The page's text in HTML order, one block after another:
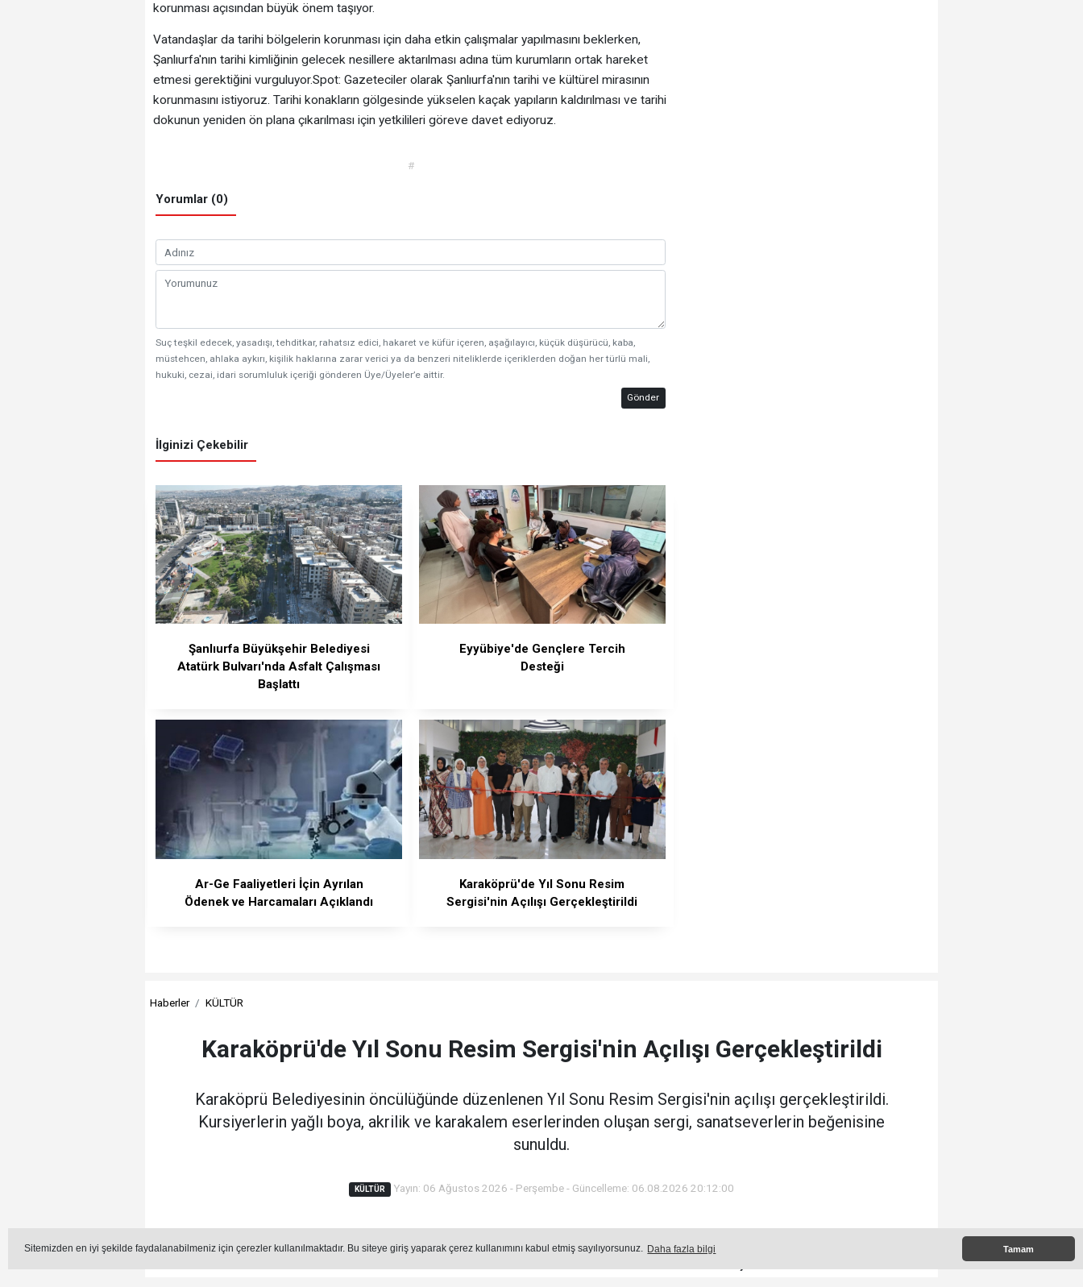
Sitemizden en iyi şekilde faydalanabilmeniz için çerezler kullanılmaktadır. Bu siteye giriş yaparak çerez kullanımını kabul etmiş sayılıyorsunuz. Daha fazla bilgi Tamam
korunması açısından büyük önem taşıyor.
Vatandaşlar da tarihi bölgelerin korunması için daha etkin çalışmalar yapılmasını beklerken,
Şanlıurfa'nın tarihi kimliğinin gelecek nesillere aktarılması adına tüm kurumların ortak hareket
etmesi gerektiğini vurguluyor.Spot: Gazeteciler olarak Şanlıurfa'nın tarihi ve kültürel mirasının
korunmasını istiyoruz. Tarihi konakların gölgesinde yükselen kaçak yapıların kaldırılması ve tarihi
dokunun yeniden ön plana çıkarılması için yetkilileri göreve davet ediyoruz.
#
Yorumlar (0)
Suç teşkil edecek, yasadışı, tehditkar, rahatsız edici, hakaret ve küfür içeren, aşağılayıcı, küçük düşürücü, kaba,
müstehcen, ahlaka aykırı, kişilik haklarına zarar verici ya da benzeri niteliklerde içeriklerden doğan her türlü mali,
hukuki, cezai, idari sorumluluk içeriği gönderen Üye/Üyeler’e aittir.
Gönder
İlginizi Çekebilir
Şanlıurfa Büyükşehir Belediyesi
Atatürk Bulvarı'nda Asfalt Çalışması
Başlattı
Eyyübiye'de Gençlere Tercih
Desteği
Ar-Ge Faaliyetleri İçin Ayrılan
Ödenek ve Harcamaları Açıklandı
Karaköprü'de Yıl Sonu Resim
Sergisi'nin Açılışı Gerçekleştirildi
Haberler KÜLTÜR
Karaköprü'de Yıl Sonu Resim Sergisi'nin Açılışı Gerçekleştirildi
Karaköprü Belediyesinin öncülüğünde düzenlenen Yıl Sonu Resim Sergisi'nin açılışı gerçekleştirildi.
Kursiyerlerin yağlı boya, akrilik ve karakalem eserlerinden oluşan sergi, sanatseverlerin beğenisine
sunuldu.
KÜLTÜR Yayın: 06 Ağustos 2026 - Perşembe - Güncelleme: 06.08.2026 20:12:00
Editör - Mehmet Coşkun Okuma Süresi: 3 dk.